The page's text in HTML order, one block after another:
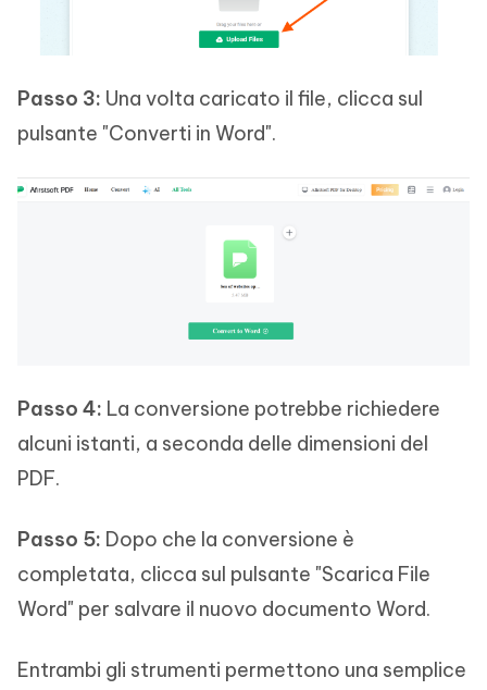
Passo 3: Una volta caricato il file, clicca sul
pulsante "Converti in Word".
Passo 4: La conversione potrebbe richiedere
alcuni istanti, a seconda delle dimensioni del
PDF.
Passo 5: Dopo che la conversione è
completata, clicca sul pulsante "Scarica File
Word" per salvare il nuovo documento Word.
Entrambi gli strumenti permettono una semplice